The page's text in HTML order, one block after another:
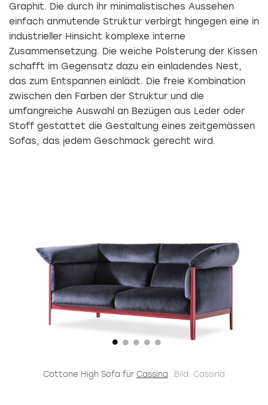
Graphit. Die durch ihr minimalistisches Aussehen
einfach anmutende Struktur verbirgt hingegen eine in
industrieller Hinsicht komplexe interne
Zusammensetzung. Die weiche Polsterung der Kissen
schafft im Gegensatz dazu ein einladendes Nest,
das zum Entspannen einlädt. Die freie Kombination
zwischen den Farben der Struktur und die
umfangreiche Auswahl an Bezügen aus Leder oder
Stoff gestattet die Gestaltung eines zeitgemässen
Sofas, das jedem Geschmack gerecht wird.
Cottone High Sofa für Cassina. Bild: Cassina